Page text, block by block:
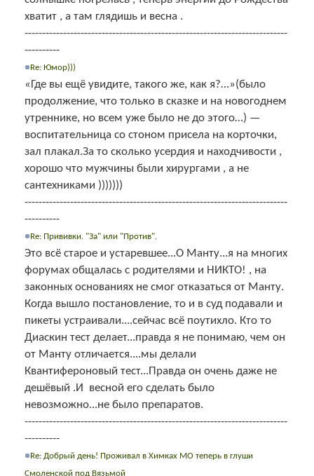
хватит , а там глядишь и весна .
---------------------------------------------------------------------------
----------
Re: Юмор)))
«Где вы ещё увидите, такого же, как я?…»(было
продолжение, что только в сказке и на новогоднем
утреннике, но всем уже было не до этого…) —
воспитательница со стоном присела на корточки,
зал плакал.За то сколько усердия и находчивости ,
хорошо что мужчины были хирургами , а не
сантехниками )))))))
---------------------------------------------------------------------------
----------
Re: Прививки. "За" или "Против".
Это всё старое и устаревшее...О Манту...я на многих
форумах общалась с родителями и НИКТО! , на
законных основаниях не смог отказаться от Манту.
Когда вышло постановление, то и в суд подавали и
пикеты устраивали....сейчас всё поутихло. Кто то
Диаскин тест делает...правда я не понимаю, чем он
от Манту отличается....мы делали
Квантифероновый тест...Правда он очень даже не
дешёвый .И весной его сделать было
невозможно...не было препаратов.
---------------------------------------------------------------------------
----------
Re: Добрый день! Проживал в Химках МО теперь в глуши
Смоленской под Вязьмой